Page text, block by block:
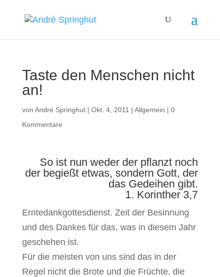
Taste den Menschen nicht
an!
von André Springhut| Okt. 4, 2011 | Allgemein | 0
Kommentare
So ist nun weder der pflanzt noch
der begießt etwas, sondern Gott, der
das Gedeihen gibt.
1. Korinther 3,7
Erntedankgottesdienst. Zeit der Besinnung
und des Dankes für das, was in diesem Jahr
geschehen ist.
Für die meisten von uns sind das in der
Regel nicht die Brote und die Früchte, die